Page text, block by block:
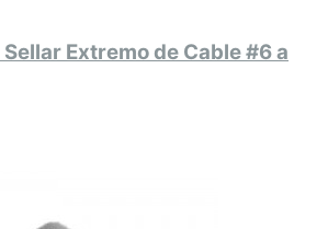
Extremo de Cable #6 a